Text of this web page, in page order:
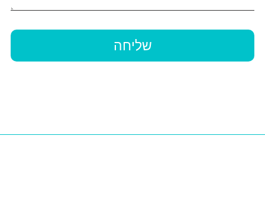
שליחה